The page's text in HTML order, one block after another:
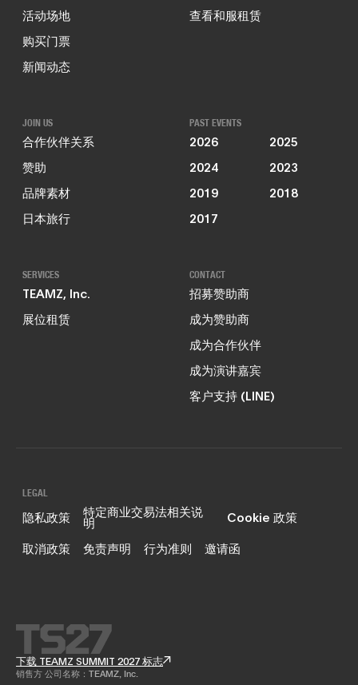
活动场地
购买门票
新闻动态
查看和服租赁
JOIN US
合作伙伴关系
赞助
品牌素材
日本旅行
PAST EVENTS
2026
2025
2024
2023
2019
2018
2017
SERVICES
TEAMZ, Inc.
展位租赁
CONTACT
招募赞助商
成为赞助商
成为合作伙伴
成为演讲嘉宾
客户支持 (LINE)
LEGAL
隐私政策 特定商业交易法相关说
明
Cookie 政策
取消政策
免责声明 行为准则 邀请函
下载 TEAMZ SUMMIT 2027 标志
销售方 公司名称：TEAMZ, Inc.